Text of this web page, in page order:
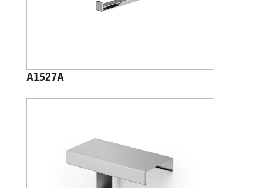
A1527A